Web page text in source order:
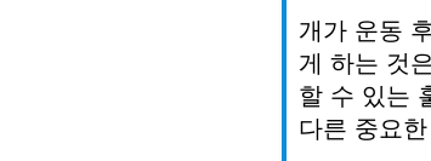
개가 운동
게 하는 것
할 수 있는
다른 중요한